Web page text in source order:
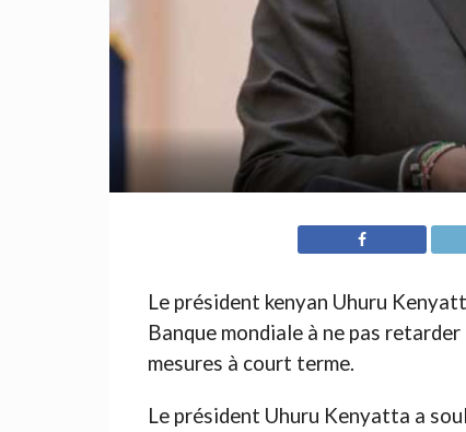
Le président kenyan Uhuru
Banque mondiale à ne pas
mesures à court terme.
Le président Uhuru Kenyatta a